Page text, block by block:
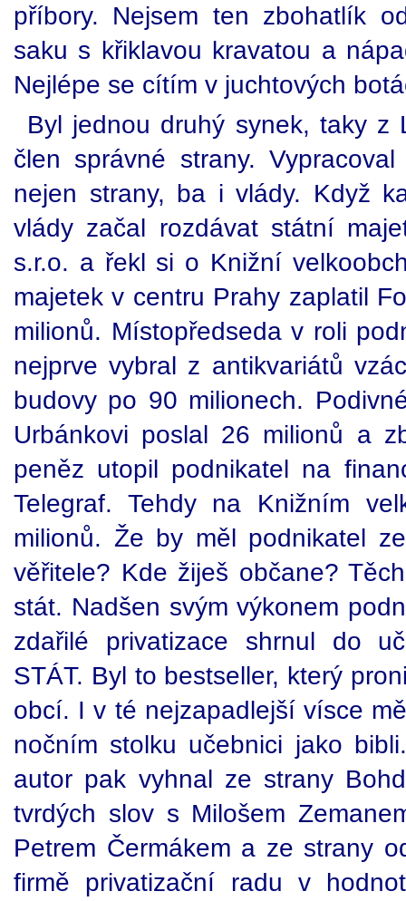
příbory. Nejsem ten zbohatlík
saku s křiklavou kravatou a
Nejlépe se cítím v juchtových
Byl jednou druhý synek, taky z
člen správné strany.
nejen strany, ba i vlády. Když
vlády začal rozdávat státní
s.r.o. a řekl si o Knižní
majetek v centru Prahy zaplatil
milionů. Místopředseda v roli
nejprve vybral z antikvariátů
budovy po 90 milionech.
Urbánkovi poslal 26 milionů a
peněz utopil podnikatel na
Telegraf. Tehdy na Knižním
milionů. Že by měl podnikatel
věřitele? Kde žiješ občane?
stát. Nadšen svým výkonem
zdařilé privatizace shrnul do
STÁT. Byl to bestseller, který
obcí. I v té nejzapadlejší vísce
nočním stolku učebnici jako
autor pak vyhnal ze strany
tvrdých slov s Milošem
Petrem Čermákem a ze strany
firmě privatizační radu v